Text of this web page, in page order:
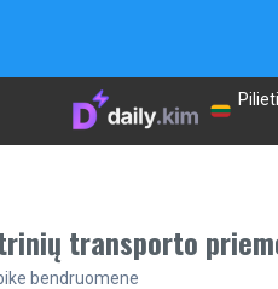
transporto
bendruomene